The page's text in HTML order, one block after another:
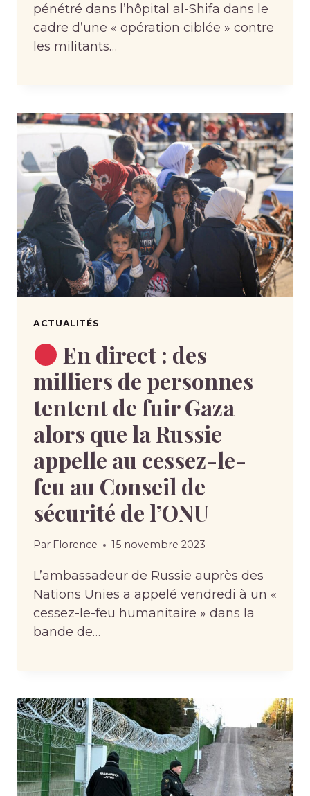
pénétré dans l’hôpital al-Shifa dans le
cadre d’une « opération ciblée » contre
les militants…
ACTUALITÉS
En direct : des
milliers de personnes
tentent de fuir Gaza
alors que la Russie
appelle au cessez-le-
feu au Conseil de
sécurité de l’ONU
Par Florence 15 novembre 2023
L’ambassadeur de Russie auprès des
Nations Unies a appelé vendredi à un «
cessez-le-feu humanitaire » dans la
bande de…